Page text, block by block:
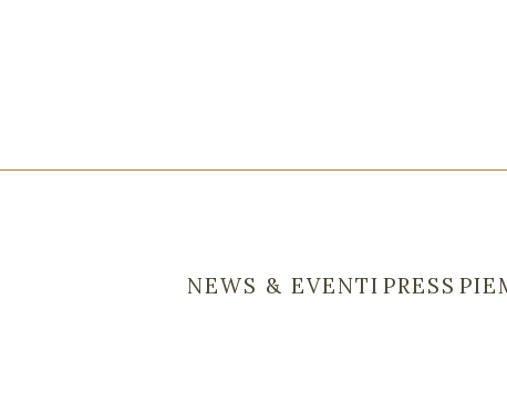
NEWS & EVENTI PRESS